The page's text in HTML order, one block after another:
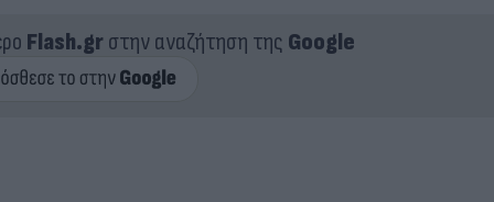
Flash.grστην αναζήτηση της Google